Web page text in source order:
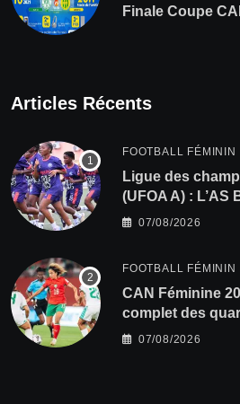
Finale Coupe
Articles Récents
FOOTBALL FÉMININ
Ligue des
(UFOA A) : L’AS
conquête de
07/08/2026
FOOTBALL FÉMININ
CAN Féminine
complet des
07/08/2026